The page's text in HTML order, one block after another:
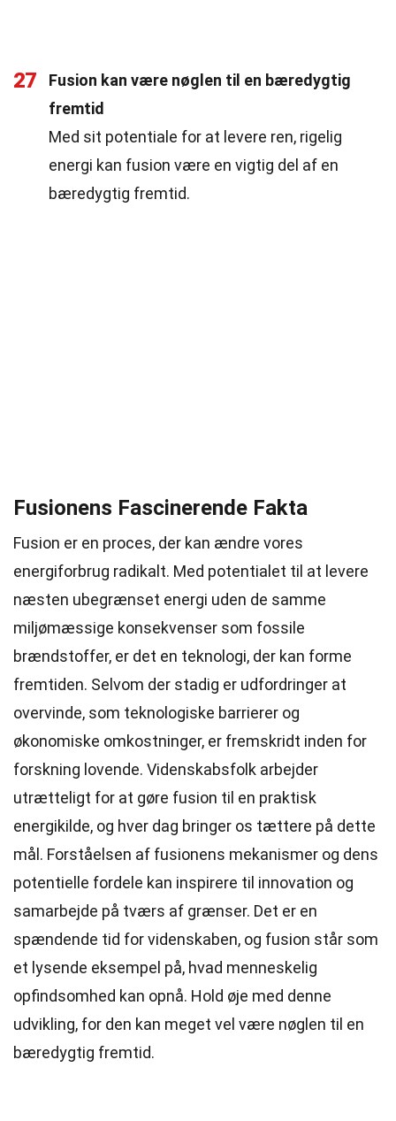
27
Fusion kan være nøglen til en bæredygtig
fremtid
Med sit potentiale for at levere ren, rigelig
energi kan fusion være en vigtig del af en
bæredygtig fremtid.
Fusionens Fascinerende Fakta
Fusion er en proces, der kan ændre vores
energiforbrug radikalt. Med potentialet til at levere
næsten ubegrænset energi uden de samme
miljømæssige konsekvenser som fossile
brændstoffer, er det en teknologi, der kan forme
fremtiden. Selvom der stadig er udfordringer at
overvinde, som teknologiske barrierer og
økonomiske omkostninger, er fremskridt inden for
forskning lovende. Videnskabsfolk arbejder
utrætteligt for at gøre fusion til en praktisk
energikilde, og hver dag bringer os tættere på dette
mål. Forståelsen af fusionens mekanismer og dens
potentielle fordele kan inspirere til innovation og
samarbejde på tværs af grænser. Det er en
spændende tid for videnskaben, og fusion står som
et lysende eksempel på, hvad menneskelig
opfindsomhed kan opnå. Hold øje med denne
udvikling, for den kan meget vel være nøglen til en
bæredygtig fremtid.